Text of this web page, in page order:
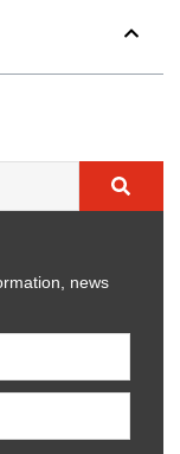
news